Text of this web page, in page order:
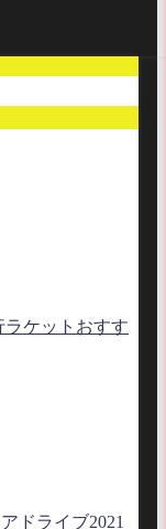
ラケットおすす
ドライブ2021